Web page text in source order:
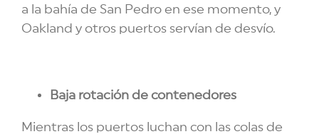
a la bahía de San Pedro en ese momento, y
Oakland y otros puertos servían de desvío.
Baja rotación de contenedores
Mientras los puertos luchan con las colas de